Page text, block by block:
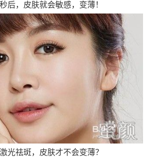
后，皮肤就会敏感，变薄！
光祛斑，皮肤才不会变薄？